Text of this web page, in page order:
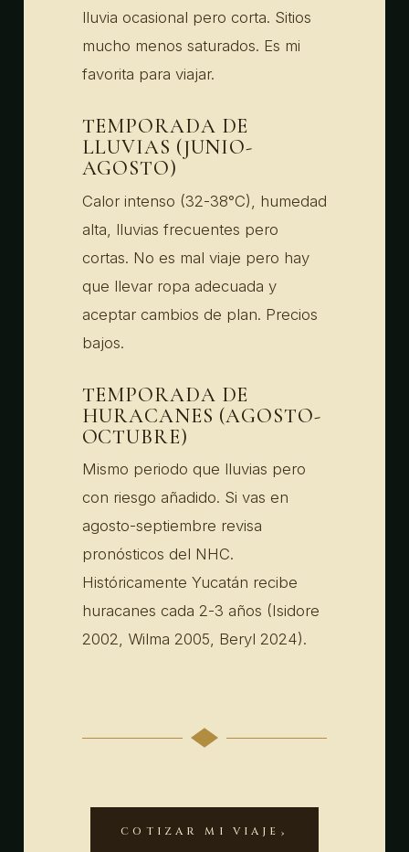
lluvia ocasional pero corta. Sitios
mucho menos saturados. Es mi
favorita para viajar.
TEMPORADA DE
LLUVIAS (JUNIO-
AGOSTO)
Calor intenso (32-38°C), humedad
alta, lluvias frecuentes pero
cortas. No es mal viaje pero hay
que llevar ropa adecuada y
aceptar cambios de plan. Precios
bajos.
TEMPORADA DE
HURACANES (AGOSTO-
OCTUBRE)
Mismo periodo que lluvias pero
con riesgo añadido. Si vas en
agosto-septiembre revisa
pronósticos del NHC.
Históricamente Yucatán recibe
huracanes cada 2-3 años (Isidore
2002, Wilma 2005, Beryl 2024).
COTIZAR MI VIAJE